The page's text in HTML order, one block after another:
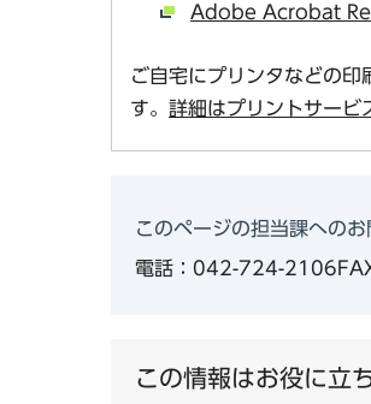
Adobe Acrobat
ご自宅にプリンタなどの
す。 詳細はプリントサービ
このページの担当課への
電話：042-724-2106
この情報はお役に立